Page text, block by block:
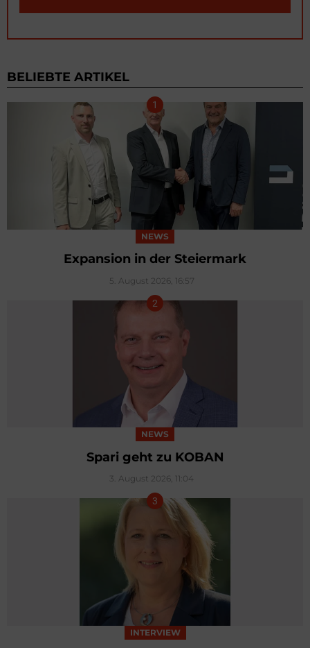
BELIEBTE ARTIKEL
NEWS
Expansion in der Steiermark
5. August 2026, 16:57
NEWS
Spari geht zu KOBAN
3. August 2026, 11:04
INTERVIEW